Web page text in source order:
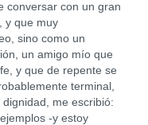
con un gran
y que muy
sino como un
un amigo mío que
y que de repente se
terminal,
me escribió:
-y estoy